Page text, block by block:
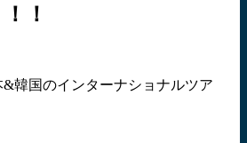
！
&韓国のインターナショナルツア